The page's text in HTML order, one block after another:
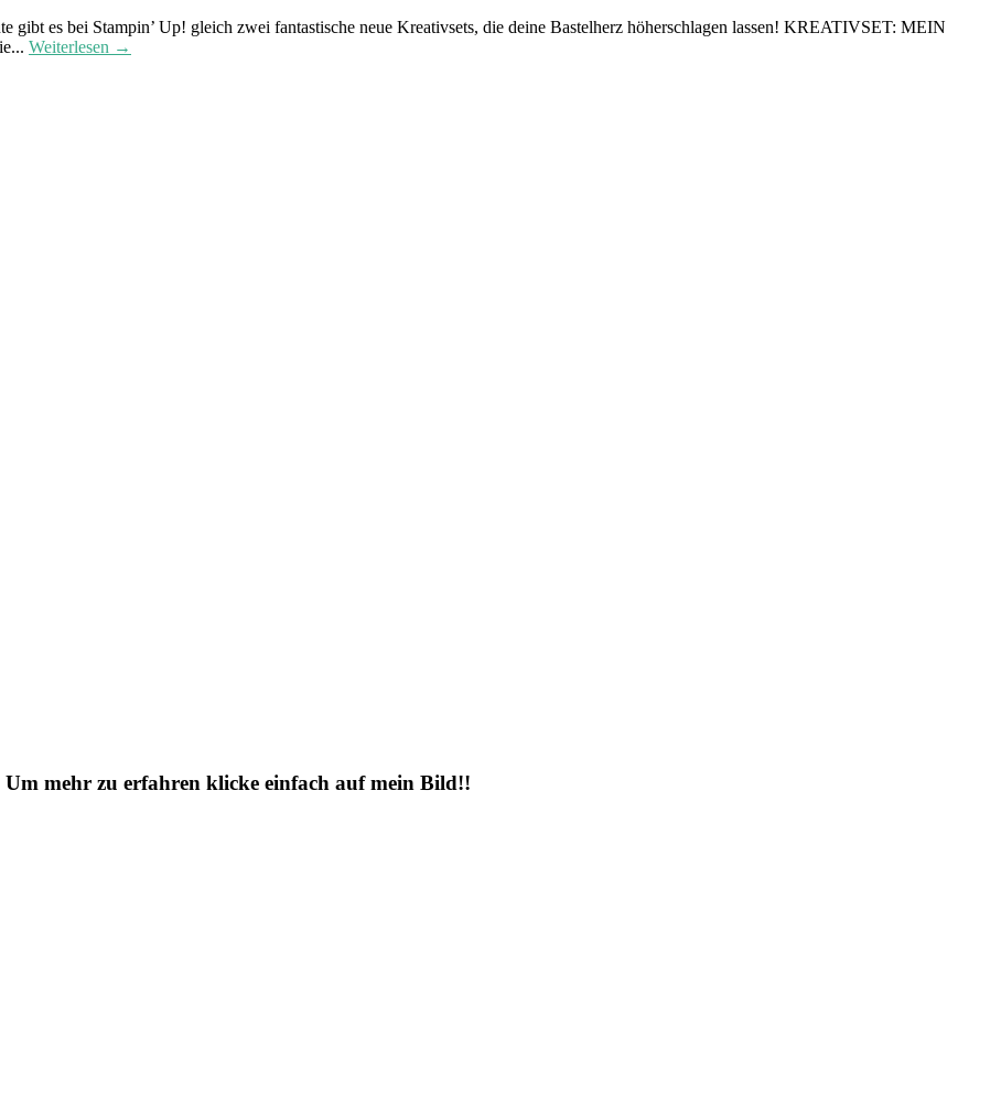
gibt es bei Stampin’ Up! gleich zwei fantastische neue Kreativsets, die deine Bastelherz höherschlagen lassen! KREATIVSET: MEIN
Weiterlesen →
mehr zu erfahren klicke einfach auf mein Bild!!